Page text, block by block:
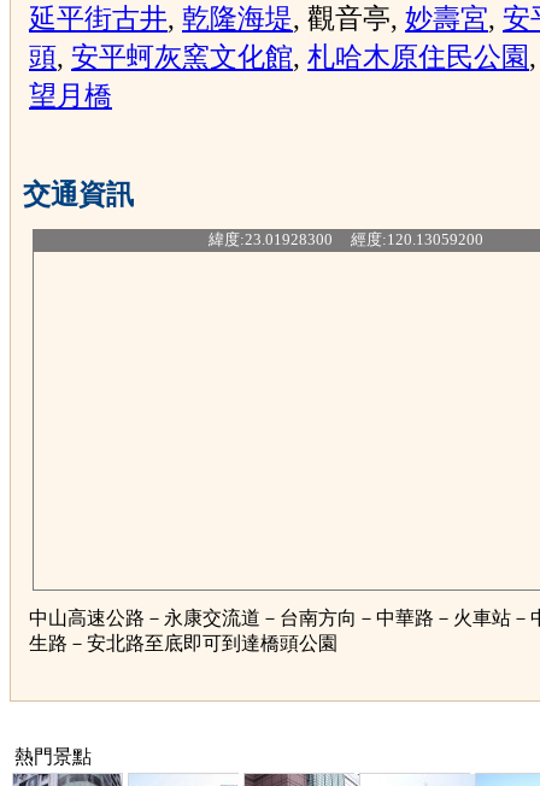
延平街古井, 乾隆海堤, 觀音亭, 妙壽宮, 安
頭, 安平蚵灰窯文化館, 札哈木原住民公園
望月橋
交通資訊
緯度:23.01928300 經度:120.13059200
中山高速公路－永康交流道－台南方向－中華路－火車站－
生路－安北路至底即可到達橋頭公園
熱門景點